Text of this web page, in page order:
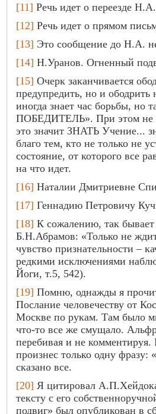
[11] Речь идет о переезде
[12] Речь идет о прямом
[13] Это сообщение до Н.А.
[14] Н.Уранов. Огненный
[15] Очерк заканчивается
предупредить, но и
иногда знает час борьбы,
ПОБЕДИТЕЛЬ». При этом не
это значит ЗНАТЬ Учение...
благо тем, кто не только не
состояние, от которого все
на что идет.
[16] Наталии Дмитриевне
[17] Геннадию Петровичу
[18] К сожалению, так бывает
Б.Н.Абрамов: «Только не
чувство признательности –
редкими исключениями
Йоги, т.5, 542).
[19] Помню, однажды я
Послание человечеству от
Москве по рукам. Там было
что-то все же смущало.
перебивая и не
произнес только одну
сказано все.
[20] Я цитировал
тексту с его
подвиг» был опубликован в